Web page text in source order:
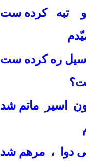
تبه کرده ست
ره کرده ست
اسیر ماتم شد
دوا ، مرهم شد